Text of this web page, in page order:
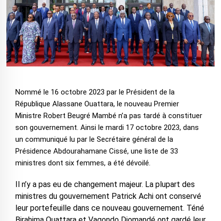
Nommé le 16 octobre 2023 par le Président de la
République Alassane Ouattara, le nouveau Premier
Ministre Robert Beugré Mambé n’a pas tardé à constituer
son gouvernement. Ainsi le mardi 17 octobre 2023, dans
un communiqué lu par le Secrétaire général de la
Présidence Abdourahamane Cissé, une liste de 33
ministres dont six femmes, a été dévoilé.
Il n’y a pas eu de changement majeur. La plupart des
ministres du gouvernement Patrick Achi ont conservé
leur portefeuille dans ce nouveau gouvernement. Téné